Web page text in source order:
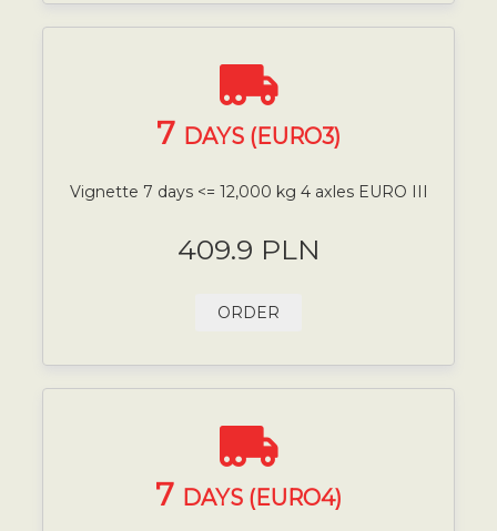
7 DAYS (EURO3)
Vignette 7 days <= 12,000 kg 4 axles EURO III
409.9 PLN
ORDER
7 DAYS (EURO4)